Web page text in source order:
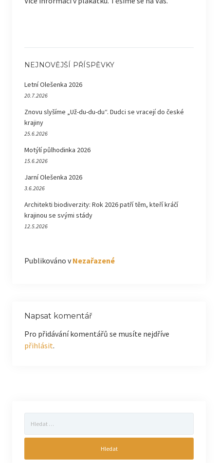
NEJNOVĚJŠÍ PŘÍSPĚVKY
Letní Olešenka 2026
20.7.2026
Znovu slyšíme „Už-du-du-du“. Dudci se vracejí do české
krajiny
25.6.2026
Motýlí půlhodinka 2026
15.6.2026
Jarní Olešenka 2026
3.6.2026
Architekti biodiverzity: Rok 2026 patří těm, kteří kráčí
krajinou se svými stády
12.5.2026
Publikováno v Nezařazené
Napsat komentář
Pro přidávání komentářů se musíte nejdříve
přihlásit.